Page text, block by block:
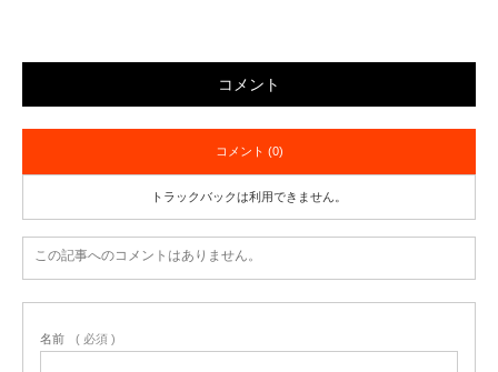
コメント
コメント (0)
トラックバックは利用できません。
この記事へのコメントはありません。
名前 ( 必須 )